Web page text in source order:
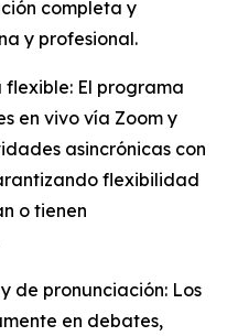
completa y
y profesional.
flexible: El programa
en vivo vía Zoom y
asincrónicas con
flexibilidad
o tienen
de pronunciación: Los
en debates,